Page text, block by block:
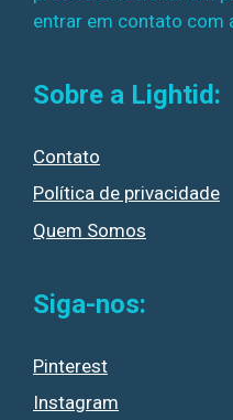
entrar em contato com
Sobre a Lightid:
Contato
Política de privacidade
Quem Somos
Siga-nos:
Pinterest
Instagram